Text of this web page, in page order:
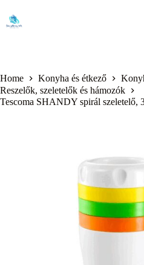
content
Home Konyha és étkező
Reszelők, szeletelők és hámozók
Tescoma SHANDY spirál szeletelő,